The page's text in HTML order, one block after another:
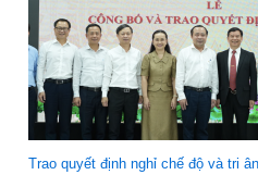
Trao quyết định nghỉ chế độ và tri